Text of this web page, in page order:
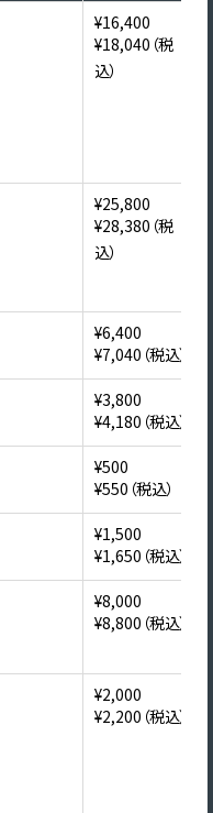
¥16,400
¥18,040（税
込）
¥25,800
¥28,380（税
込）
¥6,400
¥7,040（税込）
¥3,800
¥4,180（税込）
¥500
¥550（税込）
¥1,500
¥1,650（税込）
¥8,000
¥8,800（税込）
¥2,000
¥2,200（税込）